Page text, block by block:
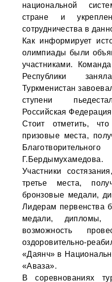
национальной
стране и
сотрудничества в
Как информирует
олимпиады были
участниками.
Республики
Туркменистан
ступени
Российская
Стоит отметить,
призовые места,
Г.Бердымухамедова.
Участники
третье места,
бронзовые медали,
Лидерам первенства
медали, дипломы,
возможность
оздоровительно-
«Даянч» в
«Аваза».
В соревнованиях